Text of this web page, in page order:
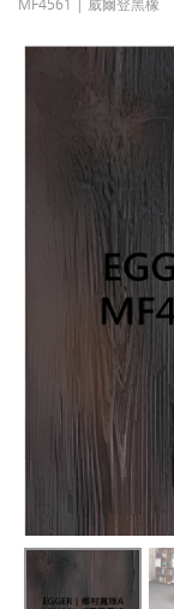
MF4561 | 威爾登黑橡